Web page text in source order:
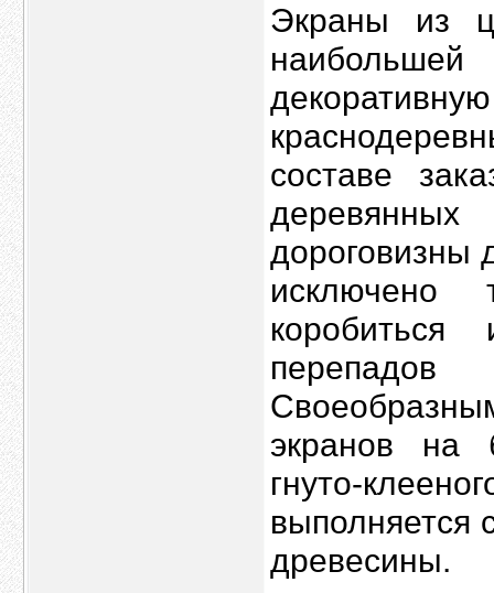
Экраны из
составе
дороговизны
исключено
экранов на
гнуто-
выполняется
древесины.